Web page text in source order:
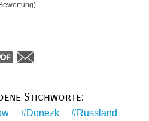
Stichworte:
Donezk
Russland